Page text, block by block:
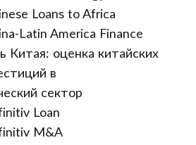
Loans to Africa
Latin America Finance
Китая: оценка китайских
в
сектор
Loan
M&A